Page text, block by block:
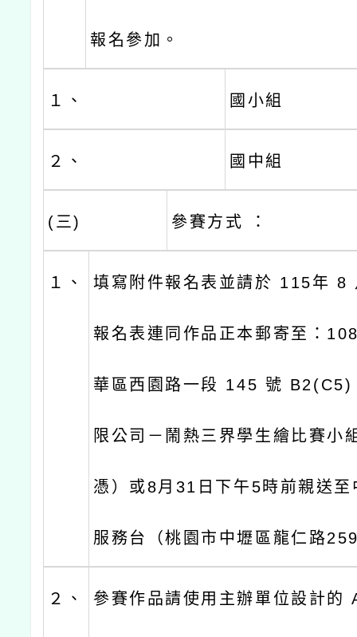
報名參加。
１、 國小組
２、 國中組
(三) 參賽方式 ：
１、 填寫附件報名表並請於 115年 8
報名表連同作品正本郵寄至：
華區西園路一段 145 號 B2(C5)
限公司－鬧熱三界學生繪比賽小
憑）或8月31日下午5時前親送至
服務台（桃園市中壢區龍仁路
２、 參賽作品請使用主辦單位設計的